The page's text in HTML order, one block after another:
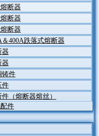
断器
断器
断器
＆400A跌落式熔断器
器
器
铸件
件
（熔断器熔丝）
件